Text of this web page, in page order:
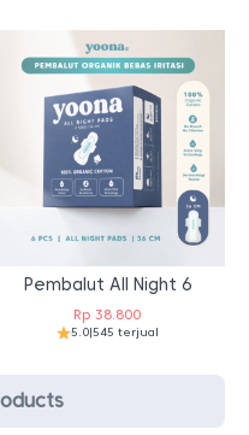
Pembalut All Night 6
Rp 38.800
5.0|545 terjual